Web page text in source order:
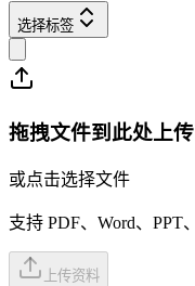
选择标签
拖拽文件到此处上传
或点击选择文件
支持 PDF、Word、PPT
上传资料